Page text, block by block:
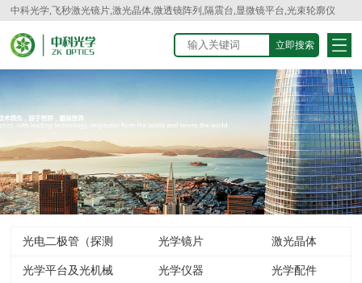
中科光学,飞秒激光镜片,激光晶体,微透镜阵列,隔震台,显微镜平台,光束轮廓仪
光电二极管（探测
器）
光学镜片 激光晶体
光学平台及光机械 光学仪器 光学配件